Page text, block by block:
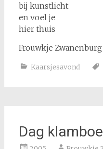
bij kunstlicht
en voel je
hier thuis
Frouwkje Zwanenburg
Kaarsjesavond
Dag